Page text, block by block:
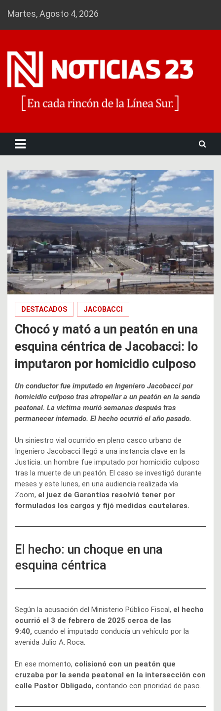
Martes, Agosto 4, 2026
DESTACADOS JACOBACCI
Chocó y mató a un peatón en una
esquina céntrica de Jacobacci: lo
imputaron por homicidio culposo
Un conductor fue imputado en Ingeniero Jacobacci por
homicidio culposo tras atropellar a un peatón en la senda
peatonal. La víctima murió semanas después tras
permanecer internado. El hecho ocurrió el año pasado.
Un siniestro vial ocurrido en pleno casco urbano de
Ingeniero Jacobacci llegó a una instancia clave en la
Justicia: un hombre fue imputado por homicidio culposo
tras la muerte de un peatón. El caso se investigó durante
meses y este lunes, en una audiencia realizada vía
Zoom, el juez de Garantías resolvió tener por
formulados los cargos y fijó medidas cautelares.
El hecho: un choque en una
esquina céntrica
Según la acusación del Ministerio Público Fiscal, el hecho
ocurrió el 3 de febrero de 2025 cerca de las
9:40, cuando el imputado conducía un vehículo por la
avenida Julio A. Roca.
En ese momento, colisionó con un peatón que
cruzaba por la senda peatonal en la intersección con
calle Pastor Obligado, contando con prioridad de paso.